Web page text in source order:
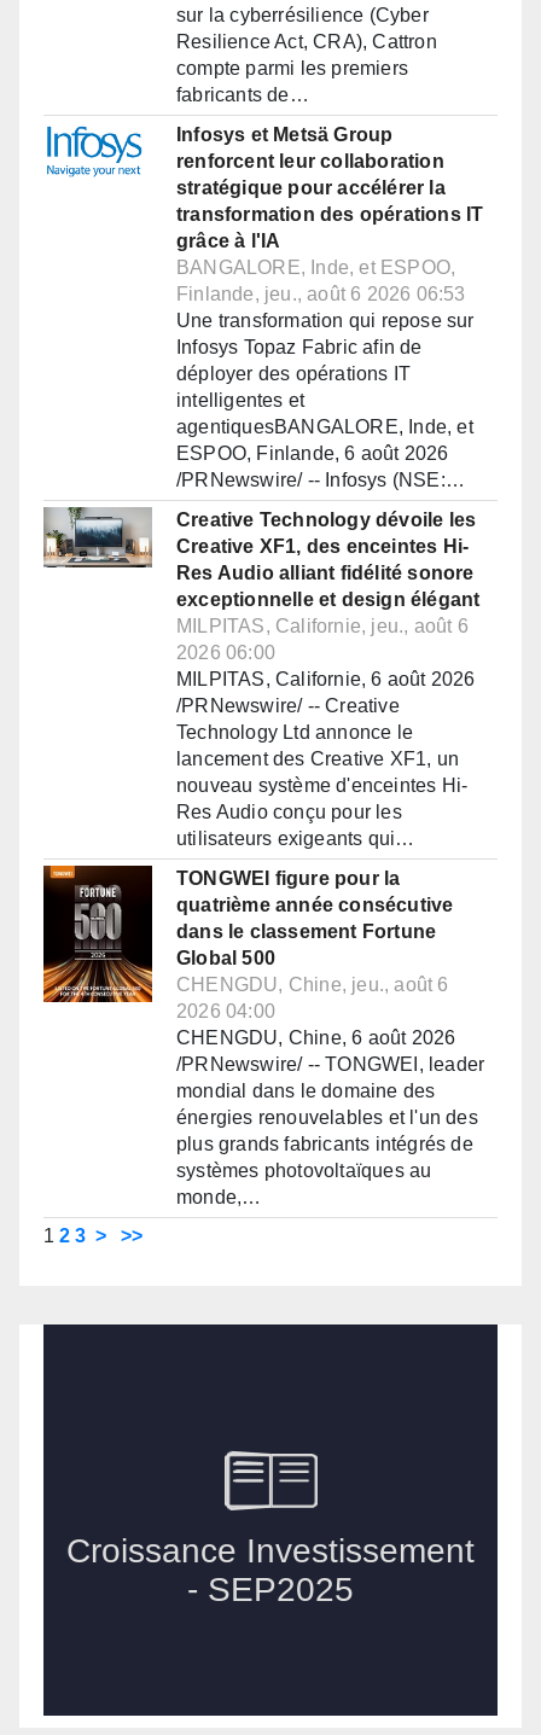
sur la cyberrésilience (Cyber
Resilience Act, CRA), Cattron
compte parmi les premiers
fabricants de…
Infosys et Metsä Group
renforcent leur collaboration
stratégique pour accélérer la
transformation des opérations IT
grâce à l'IA
BANGALORE, Inde, et ESPOO,
Finlande, jeu., août 6 2026 06:53
Une transformation qui repose sur
Infosys Topaz Fabric afin de
déployer des opérations IT
intelligentes et
agentiquesBANGALORE, Inde, et
ESPOO, Finlande, 6 août 2026
/PRNewswire/ -- Infosys (NSE:…
Creative Technology dévoile les
Creative XF1, des enceintes Hi-
Res Audio alliant fidélité sonore
exceptionnelle et design élégant
MILPITAS, Californie, jeu., août 6
2026 06:00
MILPITAS, Californie, 6 août 2026
/PRNewswire/ -- Creative
Technology Ltd annonce le
lancement des Creative XF1, un
nouveau système d'enceintes Hi-
Res Audio conçu pour les
utilisateurs exigeants qui…
TONGWEI figure pour la
quatrième année consécutive
dans le classement Fortune
Global 500
CHENGDU, Chine, jeu., août 6
2026 04:00
CHENGDU, Chine, 6 août 2026
/PRNewswire/ -- TONGWEI, leader
mondial dans le domaine des
énergies renouvelables et l'un des
plus grands fabricants intégrés de
systèmes photovoltaïques au
monde,…
1 2 3 > >>